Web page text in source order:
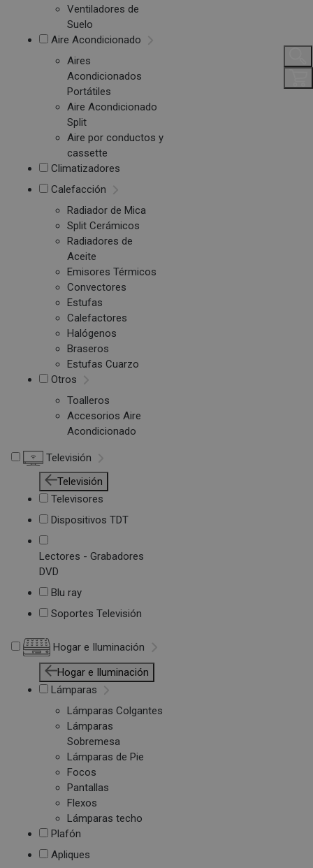
Ventiladores de
Suelo
Aire Acondicionado
Aires
Acondicionados
Portátiles
Aire Acondicionado
Split
Aire por conductos y
cassette
Climatizadores
Calefacción
Radiador de Mica
Split Cerámicos
Radiadores de
Aceite
Emisores Térmicos
Convectores
Estufas
Calefactores
Halógenos
Braseros
Estufas Cuarzo
Otros
Toalleros
Accesorios Aire
Acondicionado
Televisión
Televisión
Televisores
Dispositivos TDT
Lectores - Grabadores
DVD
Blu ray
Soportes Televisión
Hogar e Iluminación
Hogar e Iluminación
Lámparas
Lámparas Colgantes
Lámparas
Sobremesa
Lámparas de Pie
Focos
Pantallas
Flexos
Lámparas techo
Plafón
Apliques